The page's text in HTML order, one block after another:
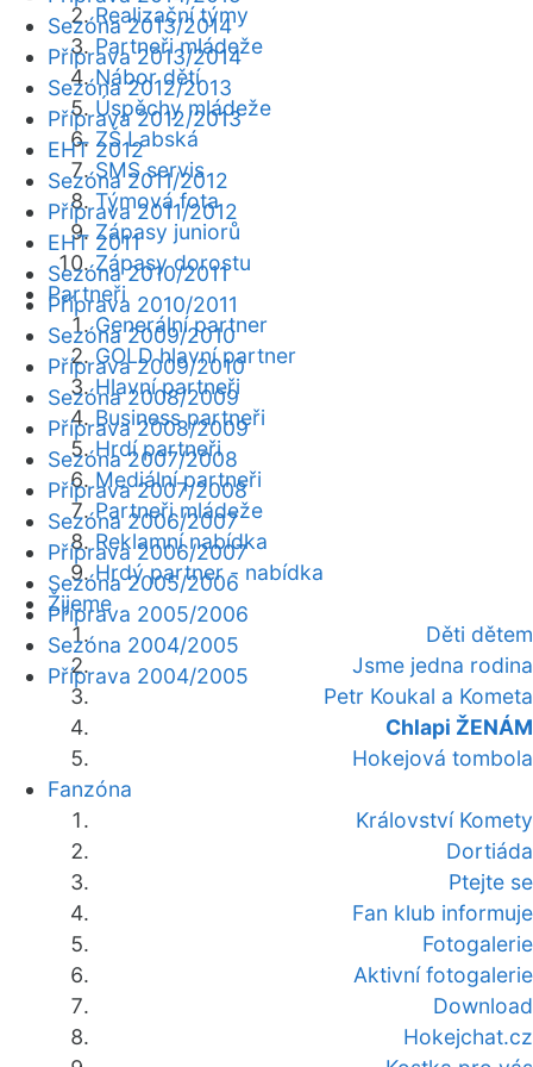
Realizační týmy
Partneři mládeže
Nábor dětí
Úspěchy mládeže
ZŠ Labská
SMS servis
Týmová fota
Zápasy juniorů
Zápasy dorostu
Partneři
Generální partner
GOLD hlavní partner
Hlavní partneři
Business partneři
Hrdí partneři
Mediální partneři
Partneři mládeže
Reklamní nabídka
Hrdý partner - nabídka
Žijeme
Děti dětem
Jsme jedna rodina
Petr Koukal a Kometa
Chlapi ŽENÁM
Hokejová tombola
Fanzóna
Království Komety
Dortiáda
Ptejte se
Fan klub informuje
Fotogalerie
Aktivní fotogalerie
Download
Hokejchat.cz
Sezóna 2013/2014
Příprava 2013/2014
Sezóna 2012/2013
Příprava 2012/2013
EHT 2012
Sezóna 2011/2012
Příprava 2011/2012
EHT 2011
Sezóna 2010/2011
Příprava 2010/2011
Sezóna 2009/2010
Příprava 2009/2010
Sezóna 2008/2009
Příprava 2008/2009
Sezóna 2007/2008
Příprava 2007/2008
Sezóna 2006/2007
Příprava 2006/2007
Sezóna 2005/2006
Příprava 2005/2006
Sezóna 2004/2005
Příprava 2004/2005